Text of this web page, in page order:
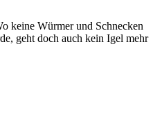
keine Würmer und Schnecken
geht doch auch kein Igel mehr